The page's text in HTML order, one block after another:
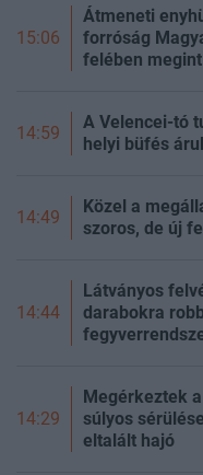
15:06
Átmeneti
forróság
felében
14:59
A Velencei-tó
helyi büfés
14:49
Közel a
szoros, de új
14:44
Látványos
darabokra
14:29
Megérkeztek
súlyos
eltalált hajó